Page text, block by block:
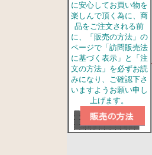
に安心してお買い物を
楽しんで頂く為に、商
品をご注文される前
に、「販売の方法」の
ページで「訪問販売法
に基づく表示」と「注
文の方法」を必ずお読
みになり、ご確認下さ
いますようお願い申し
上げます。